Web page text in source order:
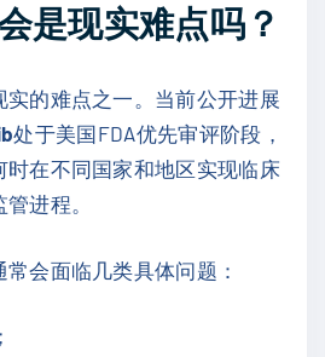
是现实难点吗？
的难点之一。当前公开进展
处于美国FDA优先审评阶段，
时在不同国家和地区实现临床
进程。
会面临几类具体问题：
；